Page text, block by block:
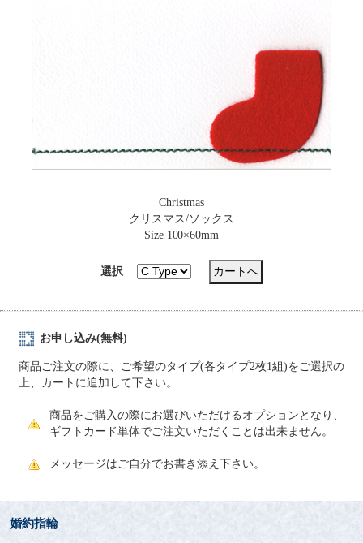
Christmas
クリスマス/ソックス
Size 100×60mm
選択
お申し込み(無料)
商品ご注文の際に、ご希望のタイプ(各タイプ2枚1組)をご選択の
上、カートに追加して下さい。
商品をご購入の際にお選びいただけるオプションとなり、
ギフトカード単体でご注文いただくことは出来ません。
メッセージはご自分でお書き添え下さい。
婚約指輪